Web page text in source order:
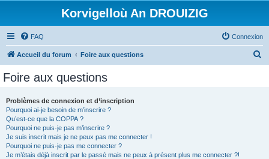
Korvigelloù An DROUIZIG
FAQ Connexion
Accueil du forum Foire aux questions
Foire aux questions
Problèmes de connexion et d’inscription
Pourquoi ai-je besoin de m’inscrire ?
Qu’est-ce que la COPPA ?
Pourquoi ne puis-je pas m’inscrire ?
Je suis inscrit mais je ne peux pas me connecter !
Pourquoi ne puis-je pas me connecter ?
Je m’étais déjà inscrit par le passé mais ne peux à présent plus me connecter ?!